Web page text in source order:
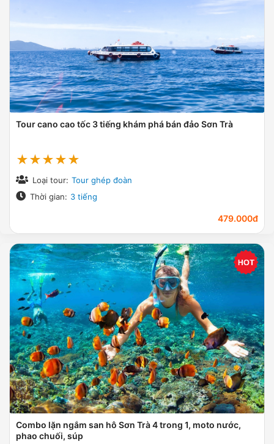
Tour cano cao tốc 3 tiếng khám phá bán đảo Sơn Trà
★★★★★
Loại tour: Tour ghép đoàn
Thời gian: 3 tiếng
479.000đ
Combo lặn ngắm san hô Sơn Trà 4 trong 1, moto nước,
phao chuối, súp